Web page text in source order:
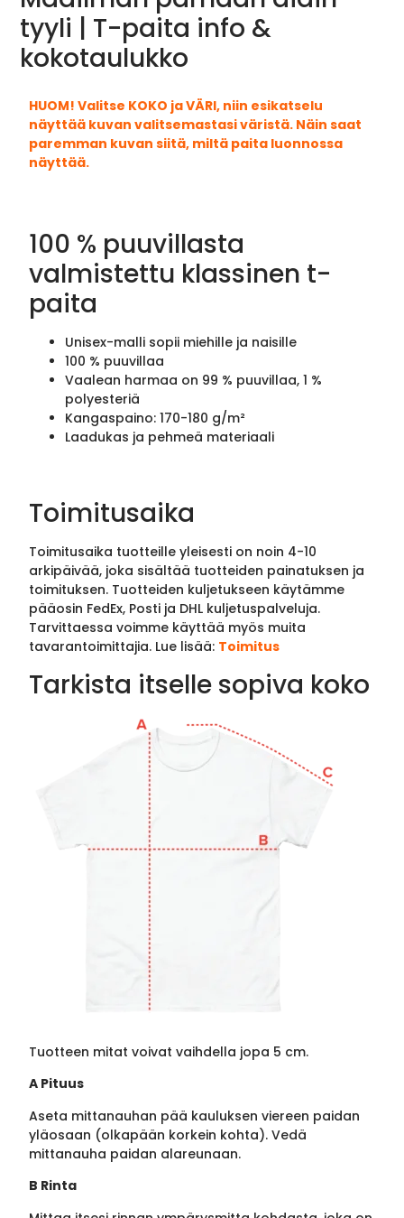
tyyli | T-paita info &
kokotaulukko
HUOM! Valitse KOKO ja VÄRI, niin esikatselu
näyttää kuvan valitsemastasi väristä. Näin saat
paremman kuvan siitä, miltä paita luonnossa
näyttää.
100 % puuvillasta
valmistettu klassinen t-
paita
Unisex-malli sopii miehille ja naisille
100 % puuvillaa
Vaalean harmaa on 99 % puuvillaa, 1 %
polyesteriä
Kangaspaino: 170-180 g/m²
Laadukas ja pehmeä materiaali
Toimitusaika
Toimitusaika tuotteille yleisesti on noin 4-10
arkipäivää, joka sisältää tuotteiden painatuksen ja
toimituksen. Tuotteiden kuljetukseen käytämme
pääosin FedEx, Posti ja DHL kuljetuspalveluja.
Tarvittaessa voimme käyttää myös muita
tavarantoimittajia. Lue lisää: Toimitus
Tarkista itselle sopiva koko
Tuotteen mitat voivat vaihdella jopa 5 cm.
A Pituus
Aseta mittanauhan pää kauluksen viereen paidan
yläosaan (olkapään korkein kohta). Vedä
mittanauha paidan alareunaan.
B Rinta